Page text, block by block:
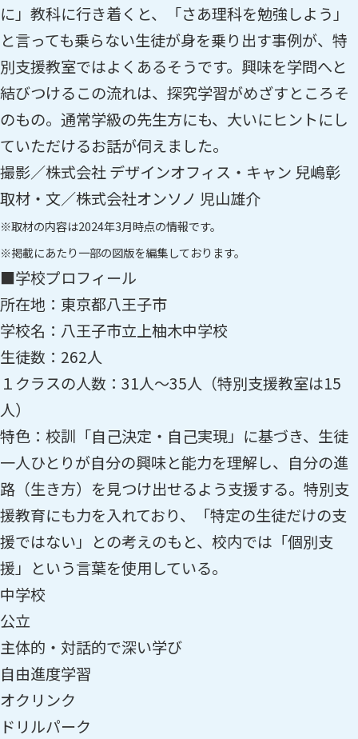
に」教科に行き着くと、「さあ理科を勉強しよう」
と言っても乗らない生徒が身を乗り出す事例が、特
別支援教室ではよくあるそうです。興味を学問へと
結びつけるこの流れは、探究学習がめざすところそ
のもの。通常学級の先生方にも、大いにヒントにし
ていただけるお話が伺えました。
撮影／株式会社 デザインオフィス・キャン 兒嶋彰
取材・文／株式会社オンソノ 児山雄介
※取材の内容は2024年3月時点の情報です。
※掲載にあたり一部の図版を編集しております。
■学校プロフィール
所在地：東京都八王子市
学校名：八王子市立上柚木中学校
生徒数：262人
１クラスの人数：31人〜35人（特別支援教室は15
人）
特色：校訓「自己決定・自己実現」に基づき、生徒
一人ひとりが自分の興味と能力を理解し、自分の進
路（生き方）を見つけ出せるよう支援する。特別支
援教育にも力を入れており、「特定の生徒だけの支
援ではない」との考えのもと、校内では「個別支
援」という言葉を使用している。
中学校
公立
主体的・対話的で深い学び
自由進度学習
オクリンク
ドリルパーク